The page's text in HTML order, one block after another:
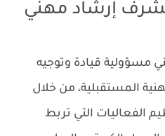
إرشاد مهني
مسؤولية قيادة وتوجيه
المستقبلية، من خلال
الفعاليات التي تربط